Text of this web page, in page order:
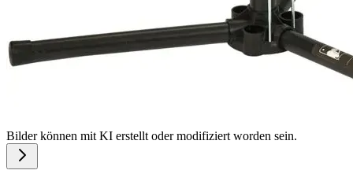
Bilder können mit KI erstellt oder modifiziert worden sein.